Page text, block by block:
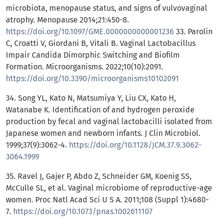
microbiota, menopause status, and signs of vulvovaginal
atrophy. Menopause 2014;21:450-8.
https://doi.org/10.1097/GME.0000000000001236 33. Parolin
C, Croatti V, Giordani B, Vitali B. Vaginal Lactobacillus
Impair Candida Dimorphic Switching and Biofilm
Formation. Microorganisms. 2022;10(10):2091.
https://doi.org/10.3390/microorganisms10102091
34. Song YL, Kato N, Matsumiya Y, Liu CX, Kato H,
Watanabe K. Identification of and hydrogen peroxide
production by fecal and vaginal lactobacilli isolated from
Japanese women and newborn infants. J Clin Microbiol.
1999;37(9):3062-4. https://doi.org/10.1128/JCM.37.9.3062-
3064.1999
35. Ravel J, Gajer P, Abdo Z, Schneider GM, Koenig SS,
McCulle SL, et al. Vaginal microbiome of reproductive-age
women. Proc Natl Acad Sci U S A. 2011;108 (Suppl 1):4680-
7. https://doi.org/10.1073/pnas.1002611107